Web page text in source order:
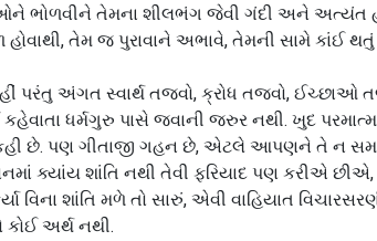
ભોળવીને તેમના શીલભંગ જેવી ગંદી અને અત્યંત
હોવાથી, તેમ જ પુરાવાને અભાવે, તેમની સામે
પરંતુ અંગત સ્વાર્થ તજવો, ક્રોધ તજવો, ઈચ્છાઓ
ધર્મગુરુ પાસે જવાની જરુર નથી. ખુદ
છે. પણ ગીતાજી ગહન છે, એટલે આપણને તે ન
ક્યાંય શાંતિ નથી તેવી ફરિયાદ પણ કરીએ
વિના શાંતિ મળે તો સારું, એવી વાહિયાત
કોઈ અર્થ નથી.